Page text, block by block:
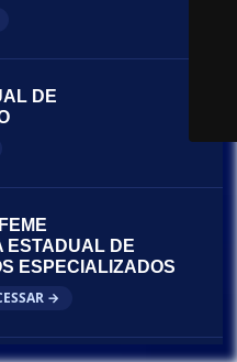
DE
FEME
ESTADUAL DE
ESPECIALIZADOS
→